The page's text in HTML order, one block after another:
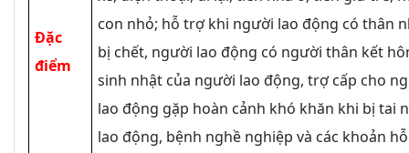
Đặc
điểm
con nhỏ; hỗ trợ khi người lao động có thân
bị chết, người lao động có người thân kết
sinh nhật của người lao động, trợ cấp cho
lao động gặp hoàn cảnh khó khăn khi bị tai
lao động, bệnh nghề nghiệp và các khoản hỗ